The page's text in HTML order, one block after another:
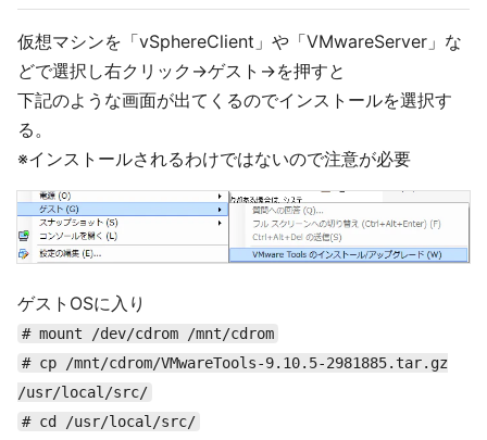
仮想マシンを「vSphereClient」や「VMwareServer」な
どで選択し右クリック→ゲスト→を押すと
下記のような画面が出てくるのでインストールを選択す
る。
※インストールされるわけではないので注意が必要
ゲストOSに入り
# mount /dev/cdrom /mnt/cdrom
# cp /mnt/cdrom/VMwareTools-9.10.5-2981885.tar.gz
/usr/local/src/
# cd /usr/local/src/